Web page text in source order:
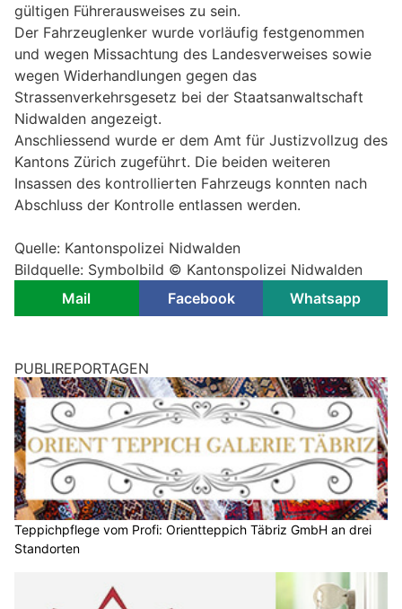
gültigen Führerausweises zu sein.
Der Fahrzeuglenker wurde vorläufig festgenommen
und wegen Missachtung des Landesverweises sowie
wegen Widerhandlungen gegen das
Strassenverkehrsgesetz bei der Staatsanwaltschaft
Nidwalden angezeigt.
Anschliessend wurde er dem Amt für Justizvollzug des
Kantons Zürich zugeführt. Die beiden weiteren
Insassen des kontrollierten Fahrzeugs konnten nach
Abschluss der Kontrolle entlassen werden.
Quelle: Kantonspolizei Nidwalden
Bildquelle: Symbolbild © Kantonspolizei Nidwalden
Mail
Facebook Whatsapp
PUBLIREPORTAGEN
Teppichpflege vom Profi: Orientteppich Täbriz GmbH an drei
Standorten